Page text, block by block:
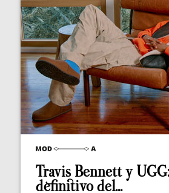
Travis Bennett y
definitivo del...